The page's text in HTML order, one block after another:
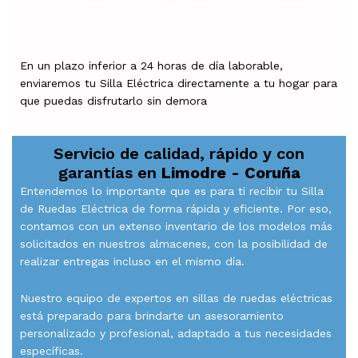
En un plazo inferior a 24 horas de día laborable,
enviaremos tu Silla Eléctrica directamente a tu hogar para
que puedas disfrutarlo sin demora
Servicio de calidad, rápido y con
garantías en Limodre - Coruña
Entendemos lo importante que es para ti recibir tu Silla
de Ruedas Eléctrica de forma rápida y eficiente. Por eso,
contamos con un extenso inventario de los modelos más
solicitados en nuestros almacenes, con la posibilidad de
realizar entregas incluso en el mismo día.
Nuestro equipo de expertos en sillas de ruedas eléctricas
está preparado para brindarte un asesoramiento
personalizado y profesional, adaptado a tus necesidades
específicas.